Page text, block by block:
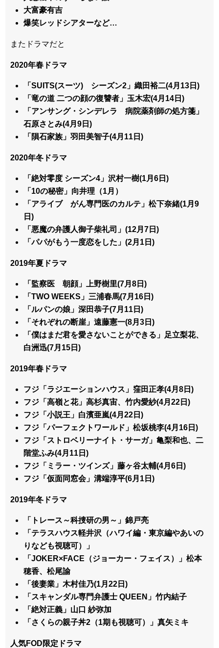
大富豪有吉
爆笑レッドシアターなど…
またドラマだと
2020年春ドラマ
「SUITS(スーツ) シーズン2」織田裕二(4月13日)
「竜の道 二つの顔の復讐者」玉木宏(4月14日)
「アンサング・シンデレラ 病院薬剤師の処方箋」
石原さとみ(4月9日)
「隕石家族」羽田美智子(4月11日)
2020年冬ドラマ
「絶対零度 シーズン4」沢村一樹(1月6日)
「10の秘密」向井理（1月）
「アライブ がん専門医のカルテ」松下奈緒(1月9
日)
「悪魔の弁護人御子柴礼司」(12月7日)
「パパがもう一度恋をした」(2月1日)
2019年夏ドラマ
「監察医 朝顔」上野樹里(7月8日)
「TWO WEEKS」三浦春馬(7月16日)
「ルパンの娘」深田恭子(7月11日)
「それぞれの断崖」遠藤憲一(8月3日)
「僕はまだ君を愛さないことができる」足立梨花、
白洲迅(7月15日)
2019年春ドラマ
フジ「ラジエーションハウス」窪田正孝(4月8日)
フジ「高嶺と花」高杉真宙、竹内愛紗(4月22日)
フジ「小説王」白濱亜嵐(4月22日)
フジ「パーフェクトワールド」松坂桃李(4月16日)
フジ「ストロベリーナイト・サーガ」亀梨和也、二
階堂ふみ(4月11日)
フジ「ミラー・ツインズ」藤ヶ谷太輔(4月6日)
フジ「仮面同窓会」溝端淳平(6月1日)
2019年冬ドラマ
「トレース～科捜研の男～」錦戸亮
「テラスハウス軽井沢（ハワイ編・東京編やあいの
りなども視聴可）」
「JOKER×FACE（ジョーカー・フェイス）」松本
穂香、松尾諭
「後妻業」木村佳乃(1月22日)
「スキャンダル専門弁護士 QUEEN」竹内結子
「絶対正義」山口 紗弥加
「さくらの親子丼2（1期も視聴可）」真矢ミキ
人気FOD限定ドラマ